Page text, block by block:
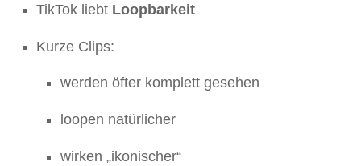
TikTok liebt Loopbarkeit
Kurze Clips:
werden öfter komplett gesehen
loopen natürlicher
wirken „ikonischer“